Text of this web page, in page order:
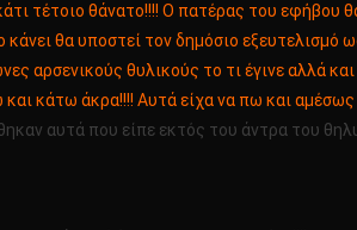
τέτοιο θάνατο!!!! Ο πατέρας του εφήβου
θα υποστεί τον δημόσιο
αρσενικούς θυλικούς το τι έγινε αλλά
κάτω άκρα!!!! Αυτά είχα να πω και
αυτά που είπε εκτός του άντρα του